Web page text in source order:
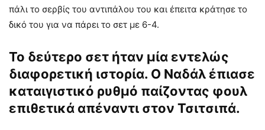
πάλι το σερβίς του αντιπάλου του και έπειτα κράτησε το
δικό του για να πάρει το σετ με 6-4.
Το δεύτερο σετ ήταν μία εντελώς
διαφορετική ιστορία. Ο Ναδάλ έπιασε
καταιγιστικό ρυθμό παίζοντας φουλ
επιθετικά απέναντι στον Τσιτσιπά.